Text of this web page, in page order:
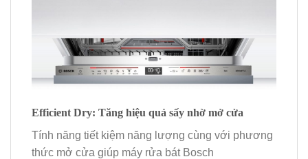
Efficient Dry: Tăng hiệu quả sấy nhờ mở cửa
Tính năng tiết kiệm năng lượng cùng với phương
thức mở cửa giúp máy rửa bát Bosch